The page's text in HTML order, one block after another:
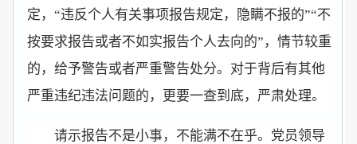
定，“违反个人有关事项报告规定，隐瞒不报的”“不
按要求报告或者不如实报告个人去向的”，情节较重
的，给予警告或者严重警告处分。对于背后有其他
严重违纪违法问题的，更要一查到底，严肃处理。
请示报告不是小事，不能满不在乎。党员领导